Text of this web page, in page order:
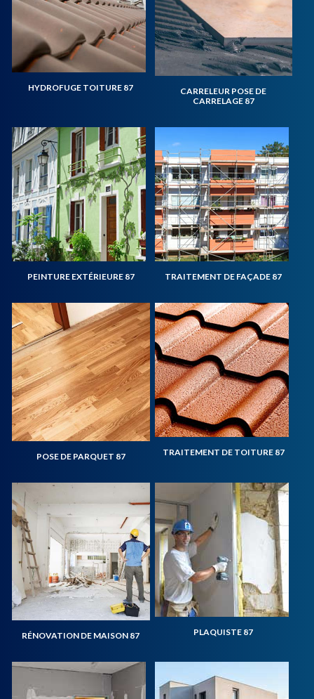
HYDROFUGE TOITURE 87
CARRELEUR POSE DE
CARRELAGE 87
PEINTURE EXTÉRIEURE 87 TRAITEMENT DE FAÇADE 87
POSE DE PARQUET 87 TRAITEMENT DE TOITURE 87
RÉNOVATION DE MAISON 87 PLAQUISTE 87